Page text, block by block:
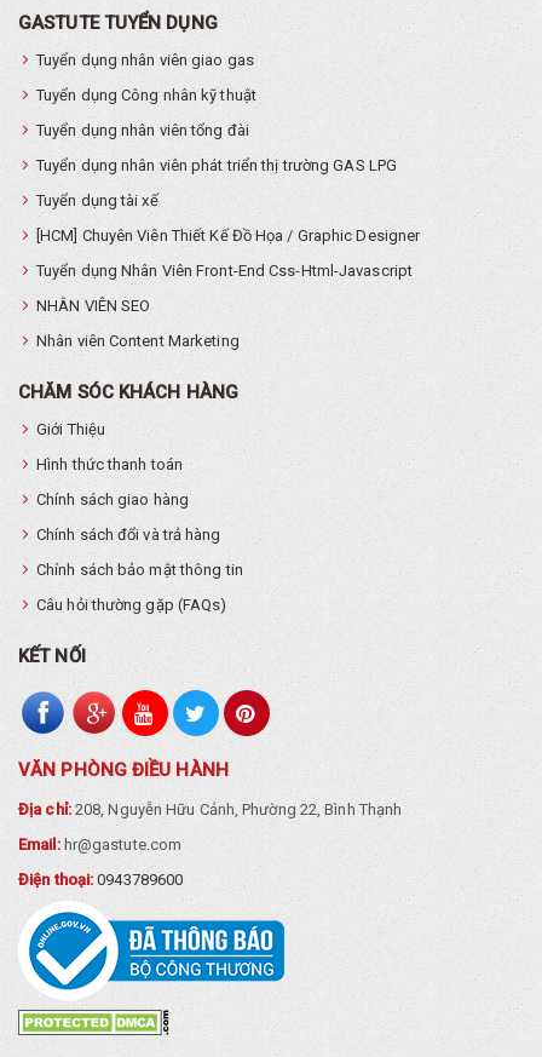
GASTUTE TUYỂN DỤNG
Tuyển dụng nhân viên giao gas
Tuyển dụng Công nhân kỹ thuật
Tuyển dụng nhân viên tổng đài
Tuyển dụng nhân viên phát triển thị trường GAS LPG
Tuyển dụng tài xế
[HCM] Chuyên Viên Thiết Kế Đồ Họa / Graphic Designer
Tuyển dụng Nhân Viên Front-End Css-Html-Javascript
NHÂN VIÊN SEO
Nhân viên Content Marketing
CHĂM SÓC KHÁCH HÀNG
Giới Thiệu
Hình thức thanh toán
Chính sách giao hàng
Chính sách đổi và trả hàng
Chính sách bảo mật thông tin
Câu hỏi thường gặp (FAQs)
KẾT NỐI
VĂN PHÒNG ĐIỀU HÀNH
Địa chỉ:208, Nguyễn Hữu Cảnh, Phường 22, Bình Thạnh
Email: hr@gastute.com
Điện thoại:0943789600